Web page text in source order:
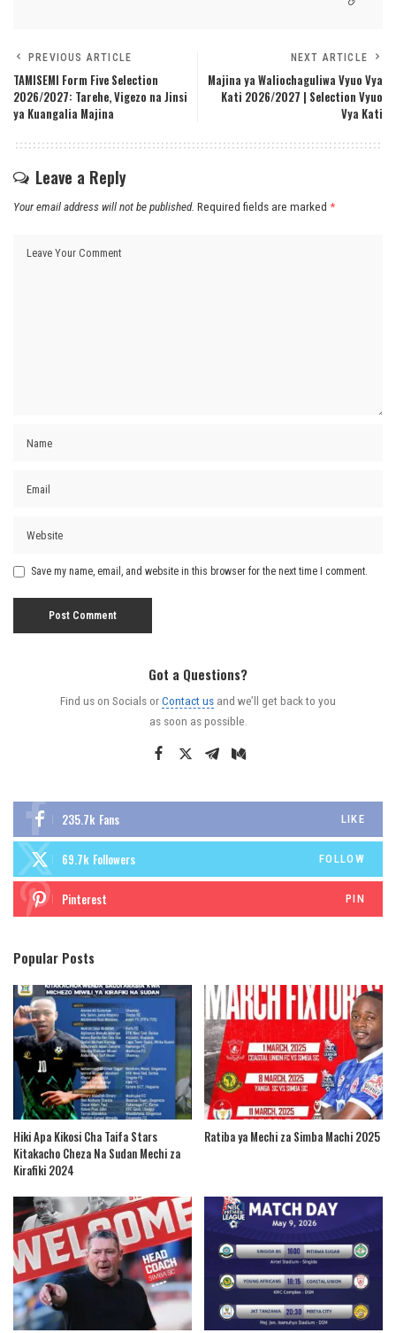
PREVIOUS ARTICLE
TAMISEMI Form Five Selection
2026/2027: Tarehe, Vigezo na Jinsi
ya Kuangalia Majina
NEXT ARTICLE
Majina ya Waliochaguliwa Vyuo Vya
Kati 2026/2027 | Selection Vyuo
Vya Kati
Leave a Reply
Your email address will not be published. Required fields are marked *
Save my name, email, and website in this browser for the next time I comment.
Got a Questions?
Find us on Socials orContact us and we’ll get back to you
as soon as possible.
235.7k Fans LIKE
69.7k Followers FOLLOW
Pinterest PIN
Popular Posts
Hiki Apa Kikosi Cha Taifa Stars
Kitakacho Cheza Na Sudan Mechi za
Kirafiki 2024
Ratiba ya Mechi za Simba Machi 2025